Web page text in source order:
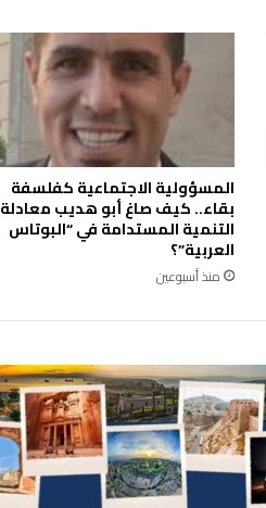
المسؤولية الاجتماعية كفلسفة
بقاء.. كيف صاغ أبو هديب معادلة
التنمية المستدامة في “البوتاس
العربية”؟
منذ أسبوعين